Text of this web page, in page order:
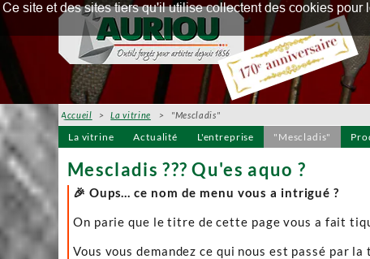
La vitrine Actualité L'entreprise "Mescladis"
Accueil >La vitrine > "Mescladis"
Mescladis ??? Qu'es aquo ?
🎉 Oups… ce nom de menu vous a intrigué ?
On parie que le titre de cette page vous a fait
Vous vous demandez ce qui nous est passé par
Ce site et des sites tiers qu'il utilise collectent des cookies